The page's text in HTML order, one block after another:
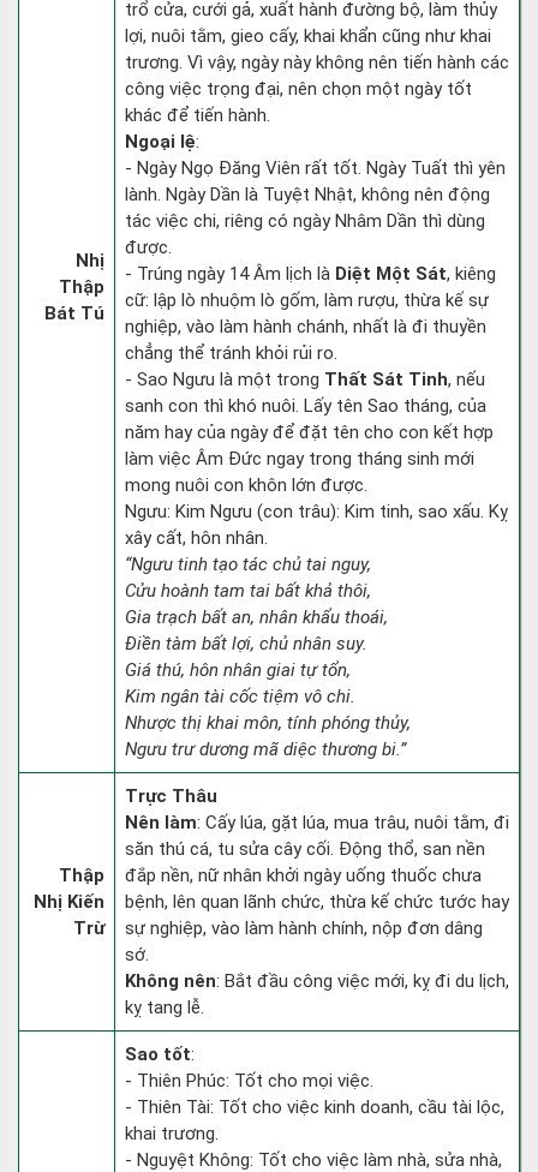
Nhị
Thập
Bát Tú
trổ cửa, cưới gả, xuất hành đường bộ, làm thủy
lợi, nuôi tằm, gieo cấy, khai khẩn cũng như khai
trương. Vì vậy, ngày này không nên tiến hành các
công việc trọng đại, nên chọn một ngày tốt
khác để tiến hành.
Ngoại lệ:
- Ngày Ngọ Đăng Viên rất tốt. Ngày Tuất thì yên
lành. Ngày Dần là Tuyệt Nhật, không nên động
tác việc chi, riêng có ngày Nhâm Dần thì dùng
được.
- Trúng ngày 14 Âm lịch là Diệt Một Sát, kiêng
cữ: lập lò nhuộm lò gốm, làm rượu, thừa kế sự
nghiệp, vào làm hành chánh, nhất là đi thuyền
chẳng thể tránh khỏi rủi ro.
- Sao Ngưu là một trong Thất Sát Tinh, nếu
sanh con thì khó nuôi. Lấy tên Sao tháng, của
năm hay của ngày để đặt tên cho con kết hợp
làm việc Âm Đức ngay trong tháng sinh mới
mong nuôi con khôn lớn được.
Ngưu: Kim Ngưu (con trâu): Kim tinh, sao xấu. Kỵ
xây cất, hôn nhân.
“Ngưu tinh tạo tác chủ tai nguy,
Cửu hoành tam tai bất khả thôi,
Gia trạch bất an, nhân khẩu thoái,
Điền tàm bất lợi, chủ nhân suy.
Giá thú, hôn nhân giai tự tổn,
Kim ngân tài cốc tiệm vô chi.
Nhược thị khai môn, tính phóng thủy,
Ngưu trư dương mã diệc thương bi.”
Thập
Nhị Kiến
Trừ
Trực Thâu
Nên làm: Cấy lúa, gặt lúa, mua trâu, nuôi tằm, đi
săn thú cá, tu sửa cây cối. Động thổ, san nền
đắp nền, nữ nhân khởi ngày uống thuốc chưa
bệnh, lên quan lãnh chức, thừa kế chức tước hay
sự nghiệp, vào làm hành chính, nộp đơn dâng
sớ.
Không nên: Bắt đầu công việc mới, kỵ đi du lịch,
kỵ tang lễ.
Sao tốt:
- Thiên Phúc: Tốt cho mọi việc.
- Thiên Tài: Tốt cho việc kinh doanh, cầu tài lộc,
khai trương.
- Nguyệt Không: Tốt cho việc làm nhà, sửa nhà,